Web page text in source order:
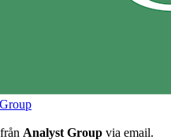
Analyst Group via email.